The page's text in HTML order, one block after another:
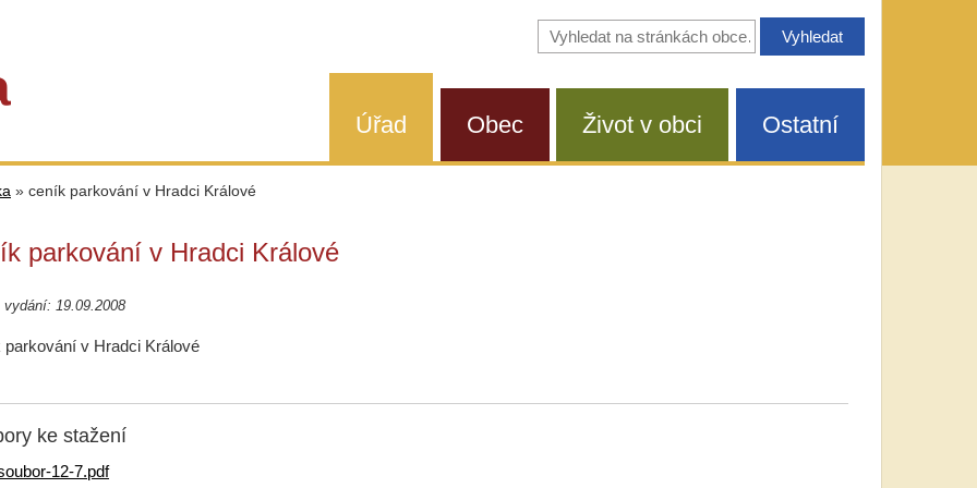
Vyhledávání
na
Úřad Obec Život v obci Ostatní
» ceník parkování v Hradci Králové
parkování v Hradci Králové
vydání: 19.09.2008
parkování v Hradci Králové
ke stažení
12-7.pdf